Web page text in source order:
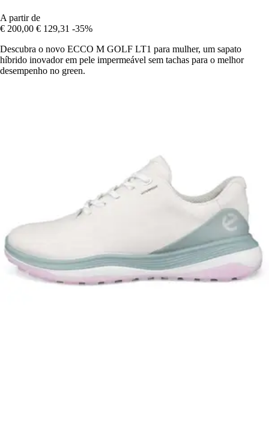
A partir de
€ 200,00 € 129,31 -35%
Descubra o novo ECCO M GOLF LT1 para mulher, um sapato
híbrido inovador em pele impermeável sem tachas para o melhor
desempenho no green.